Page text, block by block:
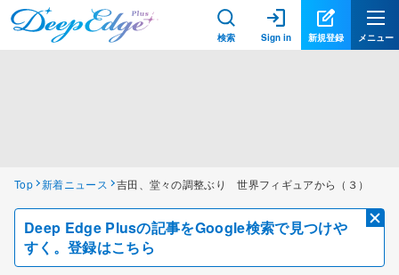
検索 Sign in 新規登録 メニュー
Top 新着ニュース 吉田、堂々の調整ぶり 世界フィギュアから（３）
Deep Edge Plusの記事をGoogle検索で見つけや
すく。登録はこちら